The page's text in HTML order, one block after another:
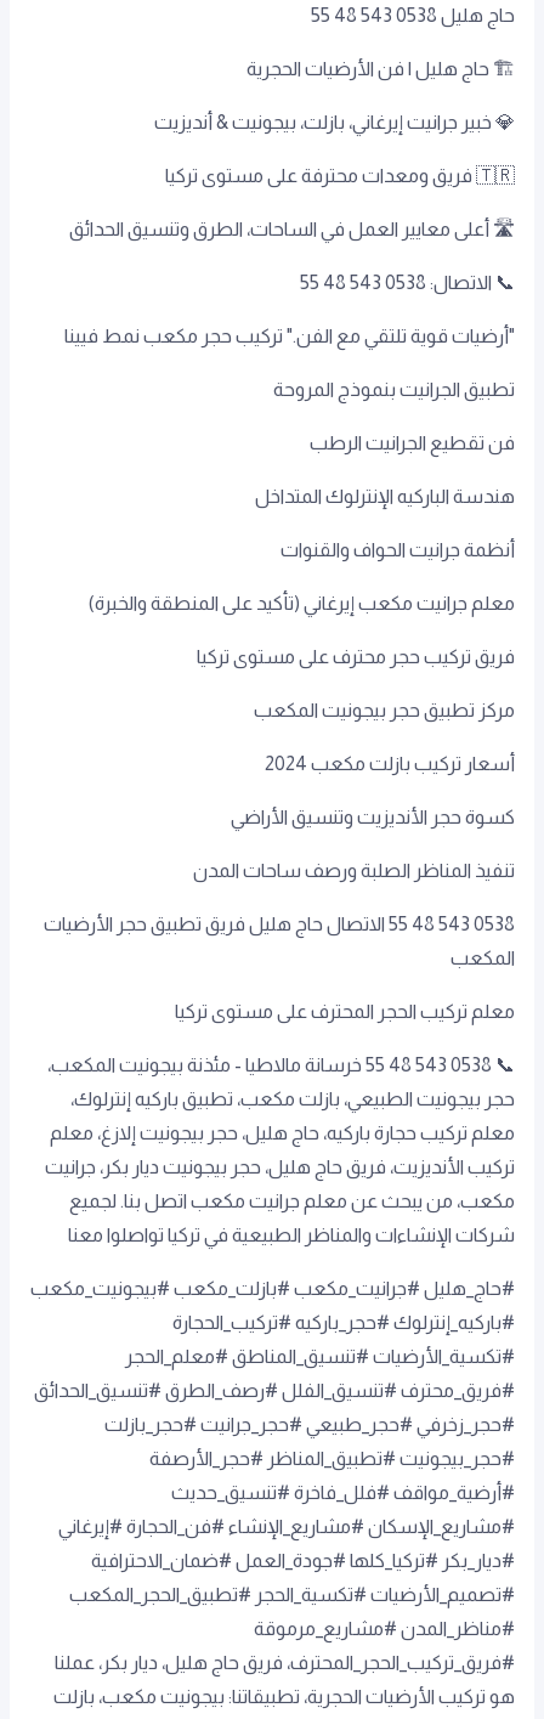
حاج هليل 0538 543 48 55
🏗️ حاج هليل | فن الأرضيات الحجرية
💎 خبير جرانيت إيرغاني، بازلت، بيجونيت & أنديزيت
🇹🇷 فريق ومعدات محترفة على مستوى تركيا
🛣️ أعلى معايير العمل في الساحات، الطرق وتنسيق الحدائق
📞 الاتصال: 0538 543 48 55
"أرضيات قوية تلتقي مع الفن." تركيب حجر مكعب نمط فيينا
تطبيق الجرانيت بنموذج المروحة
فن تقطيع الجرانيت الرطب
هندسة الباركيه الإنترلوك المتداخل
أنظمة جرانيت الحواف والقنوات
معلم جرانيت مكعب إيرغاني (تأكيد على المنطقة والخبرة)
فريق تركيب حجر محترف على مستوى تركيا
مركز تطبيق حجر بيجونيت المكعب
أسعار تركيب بازلت مكعب 2024
كسوة حجر الأنديزيت وتنسيق الأراضي
تنفيذ المناظر الصلبة ورصف ساحات المدن
0538 543 48 55 الاتصال حاج هليل فريق تطبيق حجر الأرضيات
المكعب
معلم تركيب الحجر المحترف على مستوى تركيا
📞 0538 543 48 55 خرسانة مالاطيا - مئذنة بيجونيت المكعب،
حجر بيجونيت الطبيعي، بازلت مكعب، تطبيق باركيه إنترلوك،
معلم تركيب حجارة باركيه، حاج هليل، حجر بيجونيت إلازغ، معلم
تركيب الأنديزيت، فريق حاج هليل، حجر بيجونيت ديار بكر، جرانيت
مكعب، من يبحث عن معلم جرانيت مكعب اتصل بنا. لجميع
شركات الإنشاءات والمناظر الطبيعية في تركيا تواصلوا معنا
#حاج_هليل #جرانيت_مكعب #بازلت_مكعب #بيجونيت_مكعب
#باركيه_إنترلوك #حجر_باركيه #تركيب_الحجارة
#تكسية_الأرضيات #تنسيق_المناطق #معلم_الحجر
#فريق_محترف #تنسيق_الفلل #رصف_الطرق #تنسيق_الحدائق
#حجر_زخرفي #حجر_طبيعي #حجر_جرانيت #حجر_بازلت
#حجر_بيجونيت #تطبيق_المناظر #حجر_الأرصفة
#أرضية_مواقف #فلل_فاخرة #تنسيق_حديث
#مشاريع_الإسكان #مشاريع_الإنشاء #فن_الحجارة #إيرغاني
#ديار_بكر #تركيا_كلها #جودة_العمل #ضمان_الاحترافية
#تصميم_الأرضيات #تكسية_الحجر #تطبيق_الحجر_المكعب
#مناظر_المدن #مشاريع_مرموقة
#فريق_تركيب_الحجر_المحترف، فريق حاج هليل، ديار بكر، عملنا
هو تركيب الأرضيات الحجرية، تطبيقاتنا: بيجونيت مكعب، بازلت